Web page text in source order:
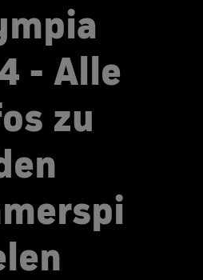
- Alle
zu